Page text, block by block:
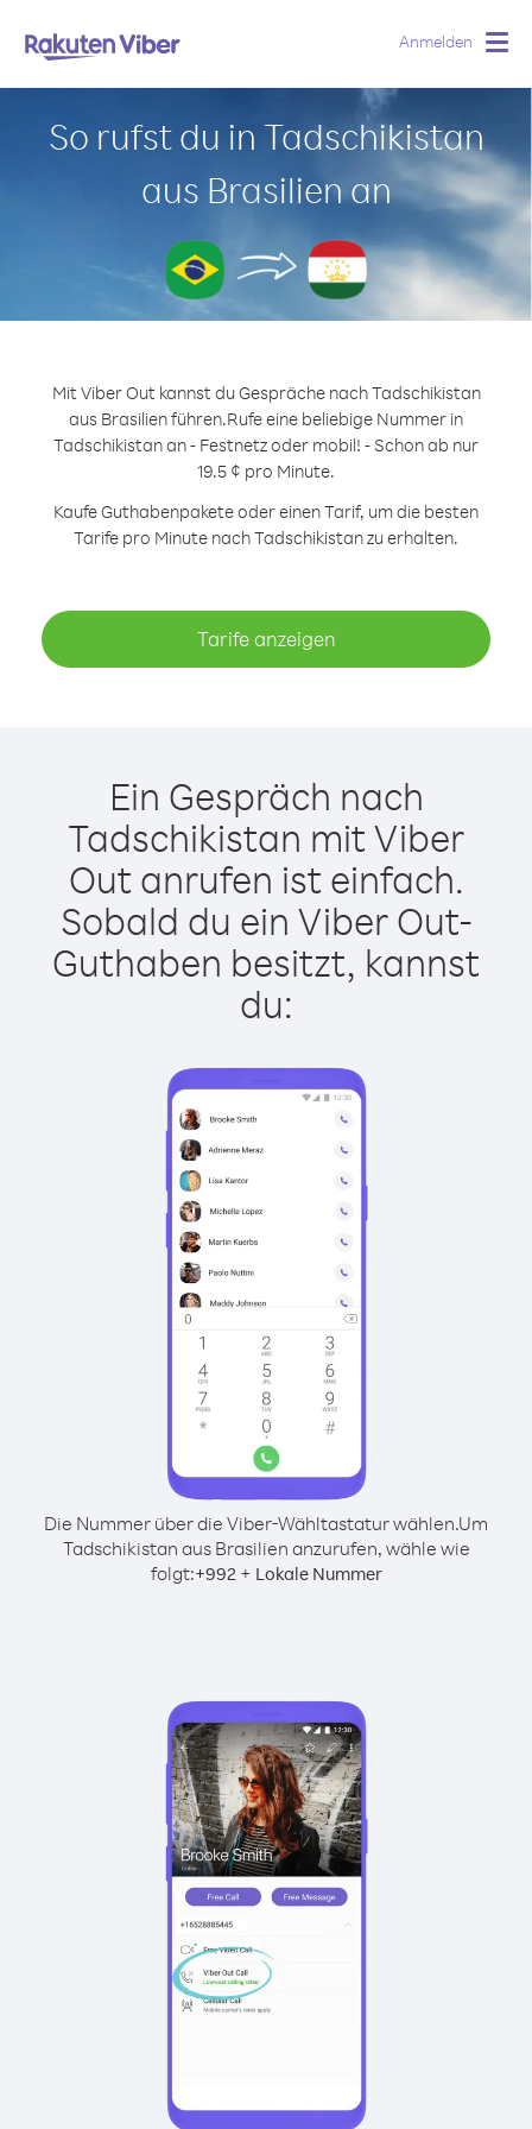
Anmelden
So rufst du in Tadschikistan
aus Brasilien an
Mit Viber Out kannst du Gespräche nach Tadschikistan
aus Brasilien führen.Rufe eine beliebige Nummer in
Tadschikistan an - Festnetz oder mobil! - Schon ab nur
19.5 ¢ pro Minute.
Kaufe Guthabenpakete oder einen Tarif, um die besten
Tarife pro Minute nach Tadschikistan zu erhalten.
Tarife anzeigen
Ein Gespräch nach
Tadschikistan mit Viber
Out anrufen ist einfach.
Sobald du ein Viber Out-
Guthaben besitzt, kannst
du:
Die Nummer über die Viber-Wähltastatur wählen.Um
Tadschikistan aus Brasilien anzurufen, wähle wie
folgt:+992+ Lokale Nummer